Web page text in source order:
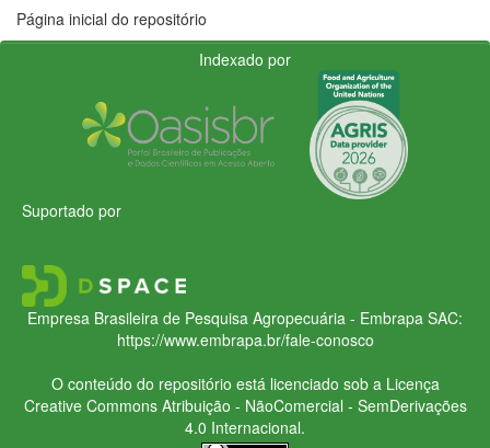
Página inicial do repositório
Indexado por
Suportado por
Empresa Brasileira de Pesquisa Agropecuária - Embrapa SAC:
https://www.embrapa.br/fale-conosco
O conteúdo do repositório está licenciado sob a Licença
Creative CommonsAtribuição - NãoComercial - SemDerivações
4.0 Internacional.